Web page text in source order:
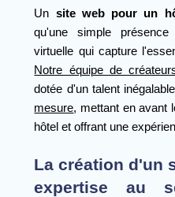
Un site web pour un
qu'une simple
virtuelle qui capture
Notre équipe de
dotée d'un talent
mesure, mettant en avant
hôtel et offrant une
La création d'un
expertise au